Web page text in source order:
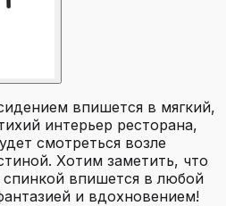
впишется в мягкий,
интерьер ресторана,
смотреться возле
Хотим заметить, что
впишется в любой
и вдохновением!